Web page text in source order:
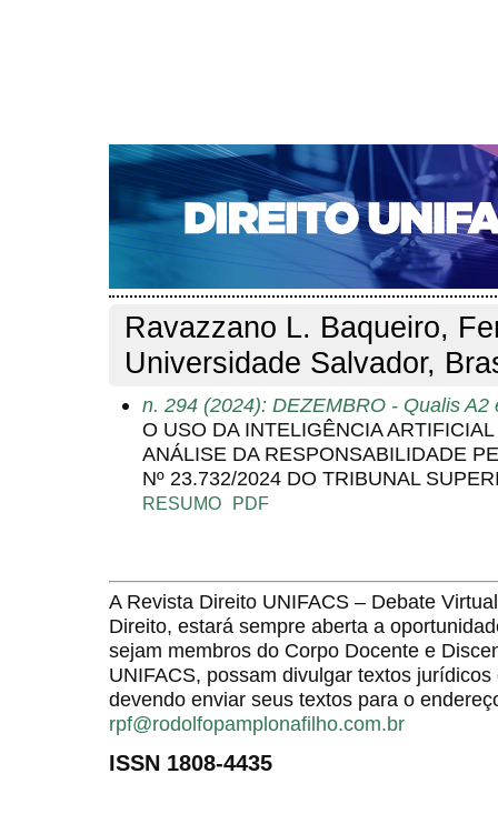
CAPA SOBRE ACESSO CADASTRO
NOTÍCIAS
EDIÇÕES DE Nº 1 A 100 WEBMAIL
Capa>Pesquisa> Perfil do autor
Perfil do autor
Ravazzano L. Baqueiro,
Universidade Salvador,
n. 294 (2024): DEZEMBRO - Qualis A2
O USO DA INTELIGÊNCIA
ANÁLISE DA RESPONSABILIDADE
Nº 23.732/2024 DO TRIBUNAL
RESUMO PDF
A Revista Direito UNIFACS – Debate
Direito, estará sempre aberta a
sejam membros do Corpo Docente e
UNIFACS, possam divulgar textos
devendo enviar seus textos para o
rpf@rodolfopamplonafilho.com.br
ISSN 1808-4435